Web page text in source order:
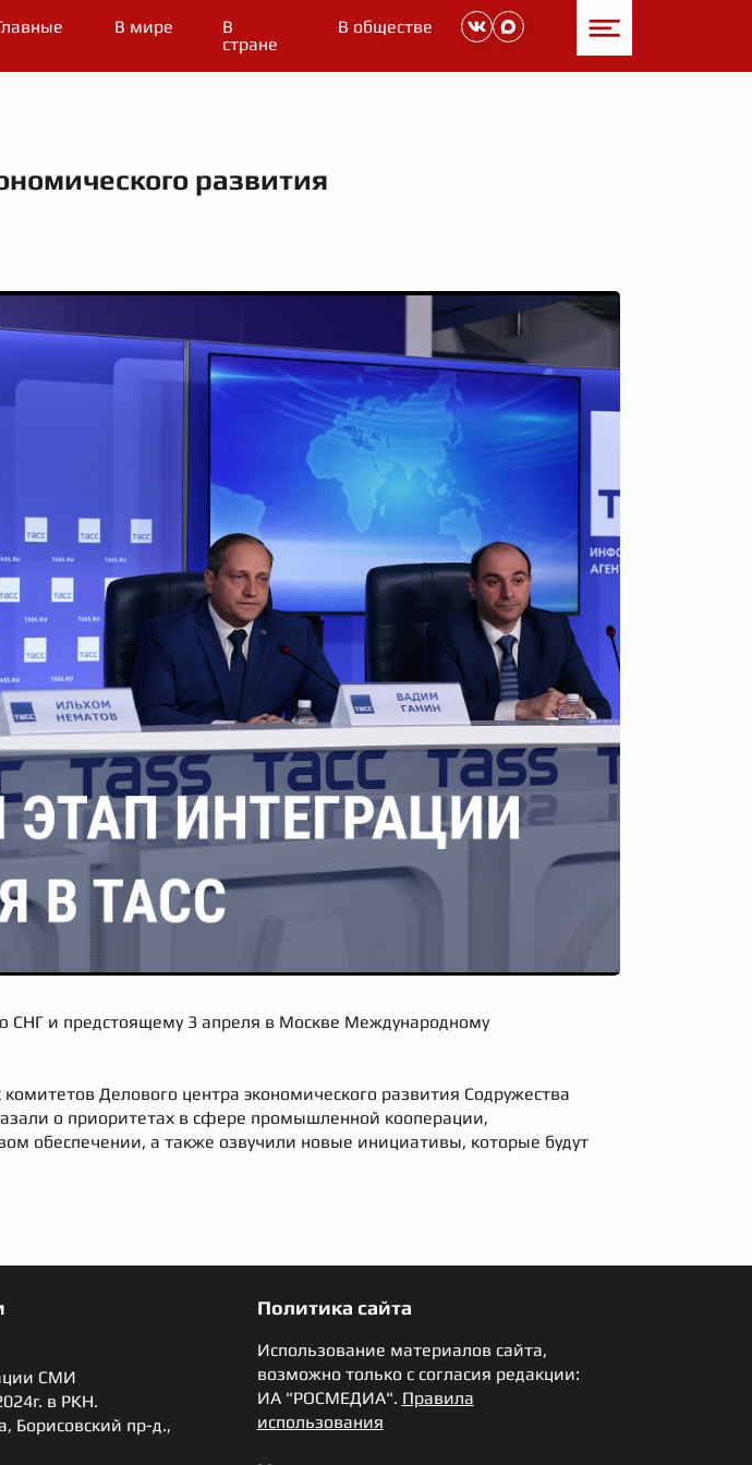
В мире
В
стране
В обществе
развития
СНГ и предстоящему 3 апреля в Москве Международному
Делового центра экономического развития Содружества
о приоритетах в сфере промышленной кооперации,
обеспечении, а также озвучили новые инициативы, которые будут
СМИ
в РКН.
Борисовский пр-д.,
Политика сайта
Использование материалов сайта,
возможно только с согласия редакции:
ИА "РОСМЕДИА". Правила
использования